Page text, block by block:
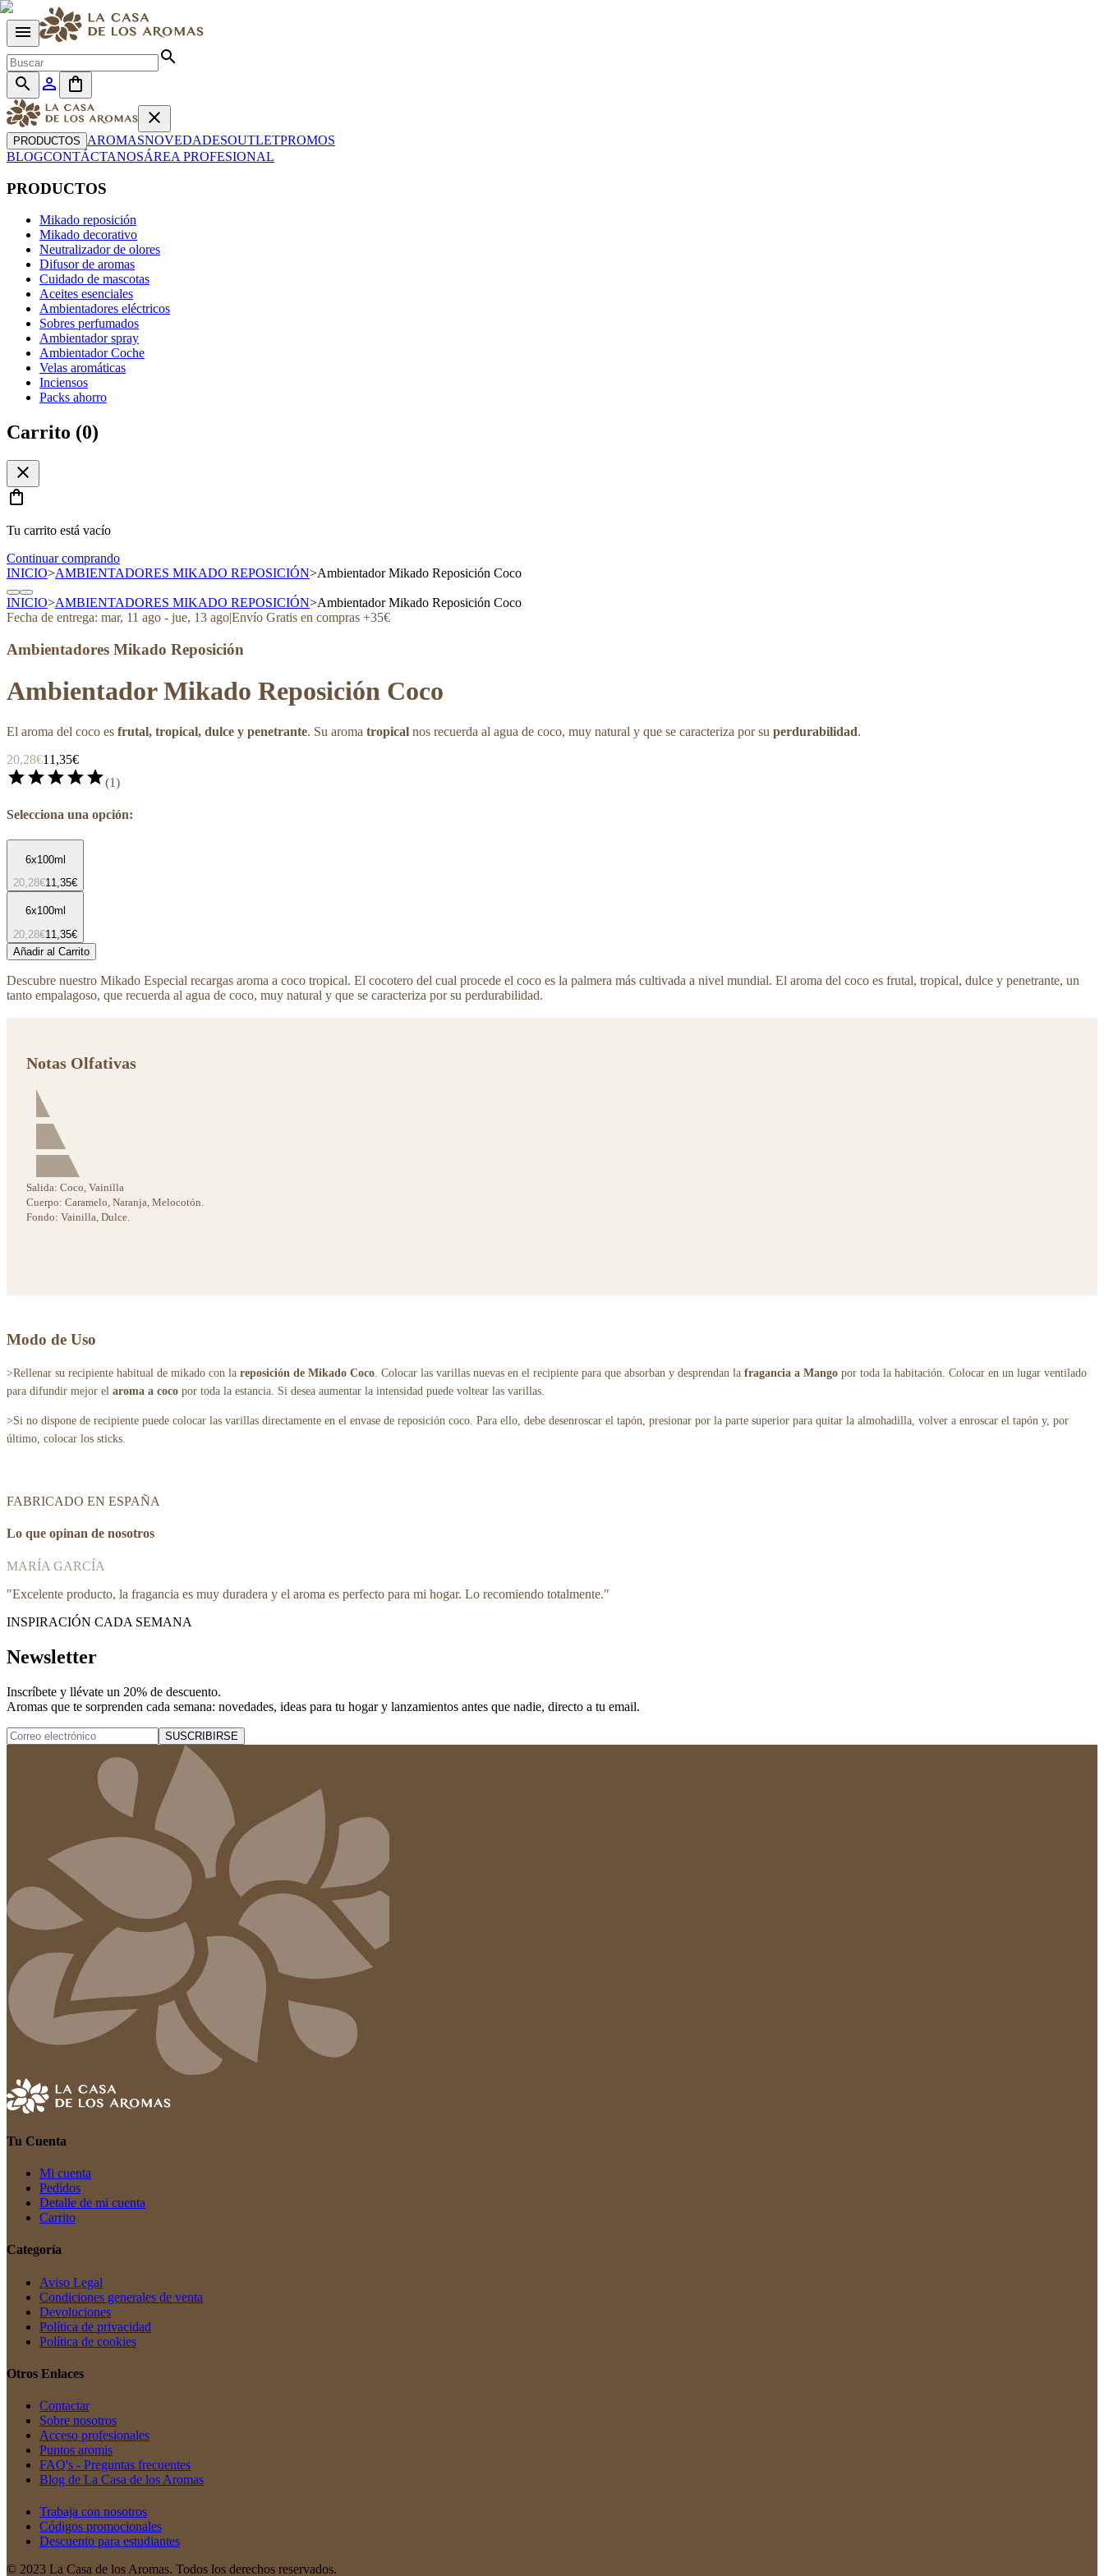
menu
search
search
person_outline
shopping_bag
close
PRODUCTOS AROMASNOVEDADESOUTLETPROMOS
BLOGCONTÁCTANOSÁREA PROFESIONAL
PRODUCTOS
Mikado reposición
Mikado decorativo
Neutralizador de olores
Difusor de aromas
Cuidado de mascotas
Aceites esenciales
Ambientadores eléctricos
Sobres perfumados
Ambientador spray
Ambientador Coche
Velas aromáticas
Inciensos
Packs ahorro
Carrito (0)
close
shopping_bag
Tu carrito está vacío
Continuar comprando
INICIO>AMBIENTADORES MIKADO REPOSICIÓN>Ambientador Mikado Reposición Coco
INICIO>AMBIENTADORES MIKADO REPOSICIÓN>Ambientador Mikado Reposición Coco
Fecha de entrega: mar, 11 ago - jue, 13 ago|Envío Gratis en compras +35€
Ambientadores Mikado Reposición
Ambientador Mikado Reposición Coco
El aroma del coco es frutal, tropical, dulce y penetrante. Su aroma tropical nos recuerda al agua de coco, muy natural y que se caracteriza por su perdurabilidad.
20,28€11,35€
starstarstarstarstar(1)
Selecciona una opción:
6x100ml
20,28€11,35€
6x100ml
20,28€11,35€
Añadir al Carrito
Descubre nuestro Mikado Especial recargas aroma a coco tropical. El cocotero del cual procede el coco es la palmera más cultivada a nivel mundial. El aroma del coco es frutal, tropical, dulce y penetrante, un
tanto empalagoso, que recuerda al agua de coco, muy natural y que se caracteriza por su perdurabilidad.
Notas Olfativas
Salida: Coco, Vainilla
Cuerpo: Caramelo, Naranja, Melocotón.
Fondo: Vainilla, Dulce.
Modo de Uso
>Rellenar su recipiente habitual de mikado con la reposición de Mikado Coco . Colocar las varillas nuevas en el recipiente para que absorban y desprendan la fragancia a Mango por toda la habitación. Colocar en un lugar ventilado
para difundir mejor el aroma a coco por toda la estancia. Si desea aumentar la intensidad puede voltear las varillas.
>Si no dispone de recipiente puede colocar las varillas directamente en el envase de reposición coco. Para ello, debe desenroscar el tapón, presionar por la parte superior para quitar la almohadilla, volver a enroscar el tapón y, por
último, colocar los sticks.
FABRICADO EN ESPAÑA
Lo que opinan de nosotros
MARÍA GARCÍA
"Excelente producto, la fragancia es muy duradera y el aroma es perfecto para mi hogar. Lo recomiendo totalmente."
INSPIRACIÓN CADA SEMANA
Newsletter
Inscríbete y llévate un 20% de descuento.
Aromas que te sorprenden cada semana: novedades, ideas para tu hogar y lanzamientos antes que nadie, directo a tu email.
SUSCRIBIRSE
Tu Cuenta
Mi cuenta
Pedidos
Detalle de mi cuenta
Carrito
Categoría
Aviso Legal
Condiciones generales de venta
Devoluciones
Política de privacidad
Política de cookies
Otros Enlaces
Contactar
Sobre nosotros
Acceso profesionales
Puntos aromis
FAQ's - Preguntas frecuentes
Blog de La Casa de los Aromas
Trabaja con nosotros
Códigos promocionales
Descuento para estudiantes
© 2023 La Casa de los Aromas. Todos los derechos reservados.